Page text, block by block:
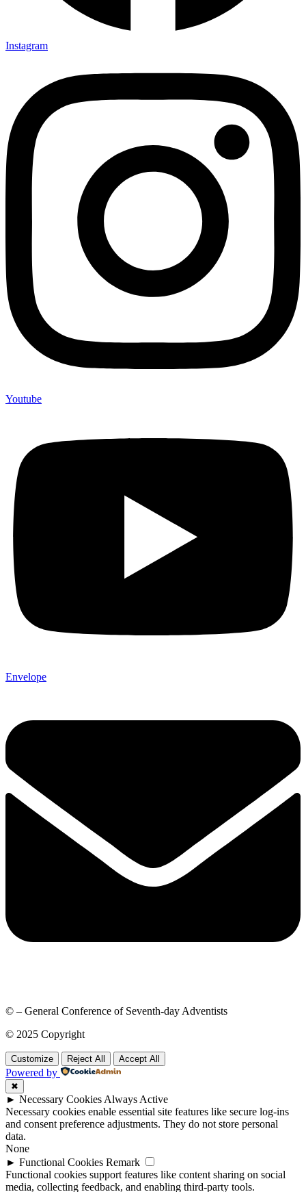
Instagram
Youtube
Envelope
© – General Conference of Seventh-day Adventists
© 2025 Copyright
Customize Reject All Accept All
Powered by
✖
► Necessary Cookies Always Active
Necessary cookies enable essential site features like secure log-ins
and consent preference adjustments. They do not store personal
data.
None
► Functional Cookies Remark
Functional cookies support features like content sharing on social
media, collecting feedback, and enabling third-party tools.